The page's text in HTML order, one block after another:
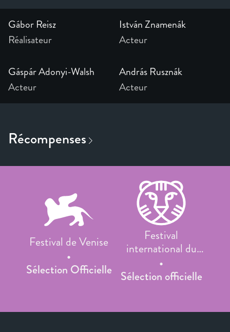
Gábor Reisz
Réalisateur
István Znamenák
Acteur
Gáspár Adonyi-Walsh
Acteur
András Rusznák
Acteur
Festival de Venise
Sélection Officielle
Festival
international du
film de Rotterdam
Sélection officielle